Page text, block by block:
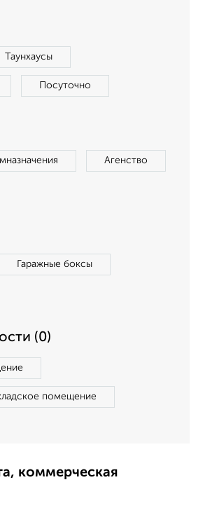
Таунхаусы
Посуточно
Агенство
Гаражные боксы
(0)
помещение
коммерческая